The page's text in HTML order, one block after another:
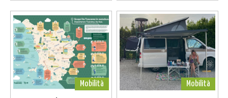
Mobilità Mobilità